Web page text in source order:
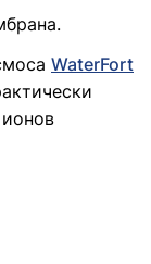
WaterFort